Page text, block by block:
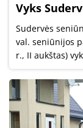
Vyks
Sudervės
val. seniūnijos
r., II aukštas)